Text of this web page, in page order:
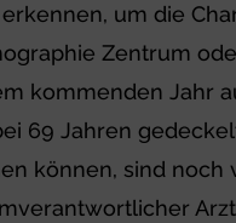
um die
Zentrum
kommenden Jahr
69 Jahren
können, sind noch